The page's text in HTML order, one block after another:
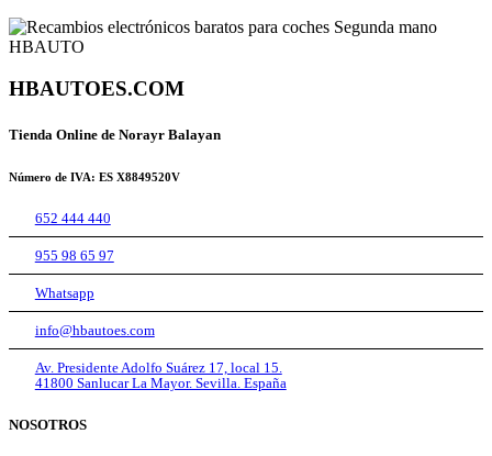
HBAUTOES.COM
Tienda Online de Norayr Balayan
Número de IVA: ES X8849520V
652 444 440
955 98 65 97
Whatsapp
info@hbautoes.com
Av. Presidente Adolfo Suárez 17, local 15.
41800 Sanlucar La Mayor. Sevilla. España
NOSOTROS